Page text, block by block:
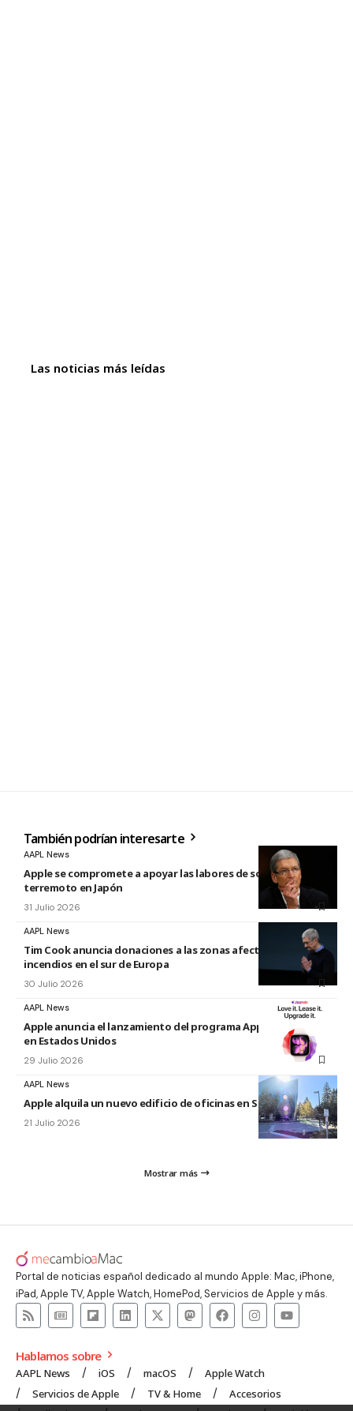
Las noticias más leídas
También podrían interesarte
AAPL News
Apple se compromete a apoyar las labores de socorro tras el
terremoto en Japón
31 Julio 2026
AAPL News
Tim Cook anuncia donaciones a las zonas afectadas por los
incendios en el sur de Europa
30 Julio 2026
AAPL News
Apple anuncia el lanzamiento del programa Apple Upgrade
en Estados Unidos
29 Julio 2026
AAPL News
Apple alquila un nuevo edificio de oficinas en Sunnyvale
21 Julio 2026
Mostrar más
Portal de noticias español dedicado al mundo Apple: Mac, iPhone,
iPad, Apple TV, Apple Watch, HomePod, Servicios de Apple y más.
Hablamos sobre
AAPL News iOS macOS
Apple Watch
Servicios de Apple
TV & Home
Accesorios